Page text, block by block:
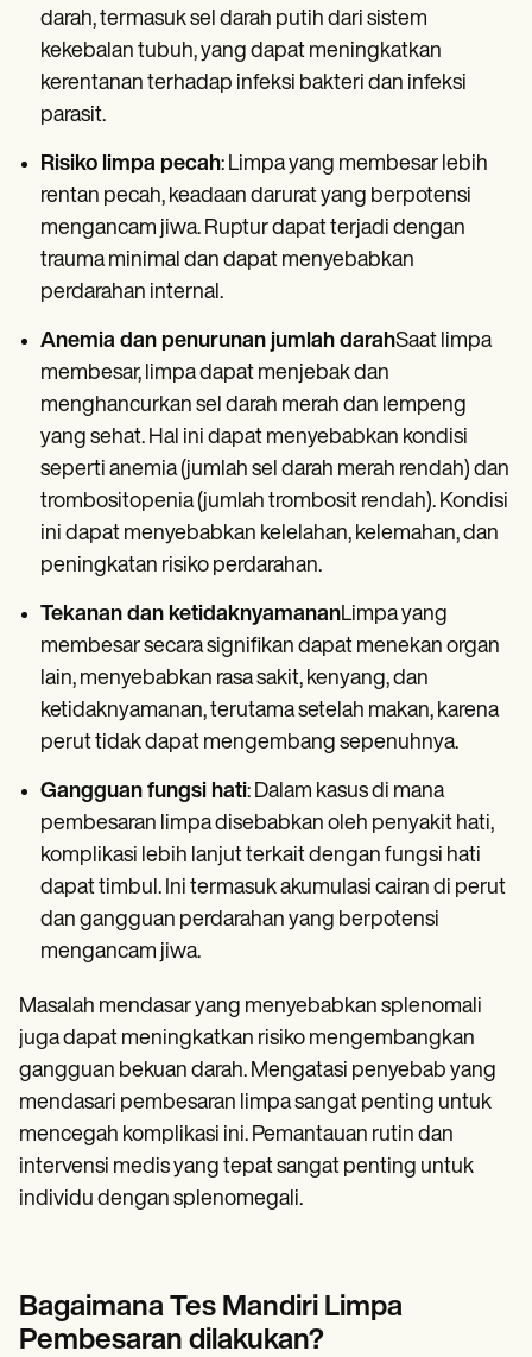
darah, termasuk sel darah putih dari sistem
kekebalan tubuh, yang dapat meningkatkan
kerentanan terhadap infeksi bakteri dan infeksi
parasit.
Risiko limpa pecah: Limpa yang membesar lebih
rentan pecah, keadaan darurat yang berpotensi
mengancam jiwa. Ruptur dapat terjadi dengan
trauma minimal dan dapat menyebabkan
perdarahan internal.
Anemia dan penurunan jumlah darahSaat limpa
membesar, limpa dapat menjebak dan
menghancurkan sel darah merah dan lempeng
yang sehat. Hal ini dapat menyebabkan kondisi
seperti anemia (jumlah sel darah merah rendah) dan
trombositopenia (jumlah trombosit rendah). Kondisi
ini dapat menyebabkan kelelahan, kelemahan, dan
peningkatan risiko perdarahan.
Tekanan dan ketidaknyamananLimpa yang
membesar secara signifikan dapat menekan organ
lain, menyebabkan rasa sakit, kenyang, dan
ketidaknyamanan, terutama setelah makan, karena
perut tidak dapat mengembang sepenuhnya.
Gangguan fungsi hati: Dalam kasus di mana
pembesaran limpa disebabkan oleh penyakit hati,
komplikasi lebih lanjut terkait dengan fungsi hati
dapat timbul. Ini termasuk akumulasi cairan di perut
dan gangguan perdarahan yang berpotensi
mengancam jiwa.
Masalah mendasar yang menyebabkan splenomali
juga dapat meningkatkan risiko mengembangkan
gangguan bekuan darah. Mengatasi penyebab yang
mendasari pembesaran limpa sangat penting untuk
mencegah komplikasi ini. Pemantauan rutin dan
intervensi medis yang tepat sangat penting untuk
individu dengan splenomegali.
Bagaimana Tes Mandiri Limpa
Pembesaran dilakukan?